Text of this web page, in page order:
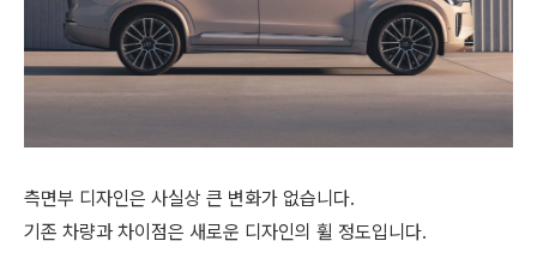
측면부 디자인은 사실상 큰 변화가 없습니다.
기존 차량과 차이점은 새로운 디자인의 휠 정도입니다.